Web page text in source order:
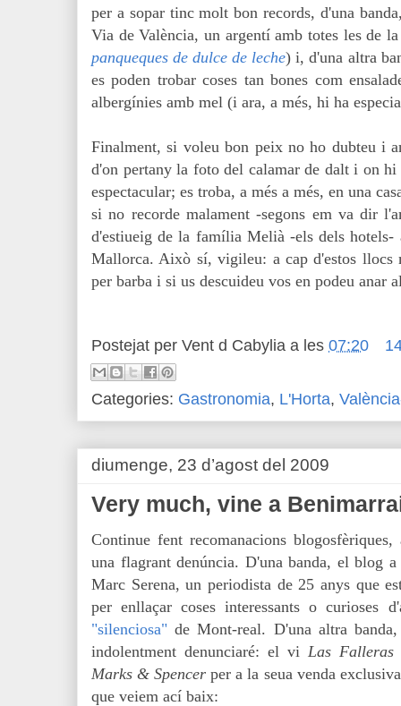
per a sopar tinc molt bon records, d'una
Via de València, un argentí amb totes les de
panqueques de dulce de leche) i, d'una altra
es poden trobar coses tan bones com
albergínies amb mel (i ara, a més, hi ha
Finalment, si voleu bon peix no ho dubteu i
d'on pertany la foto del calamar de dalt i on
espectacular; es troba, a més a més, en una
si no recorde malament -segons em va dir
d'estiueig de la família Melià -els dels hotels-
Mallorca. Això sí, vigileu: a cap d'estos llocs
per barba i si us descuideu vos en podeu anar
Postejat per Vent d Cabylia a les 07:20
Categories: Gastronomia, L'Horta,
diumenge, 23 d’agost del 2009
Very much, vine a
Continue fent recomanacions
una flagrant denúncia. D'una banda, el blog
Marc Serena, un periodista de 25 anys que
per enllaçar coses interessants o
"silenciosa" de Mont-real. D'una altra
indolentment denunciaré: el vi Las Falleras
Marks & Spencer per a la seua venda
que veiem ací baix: